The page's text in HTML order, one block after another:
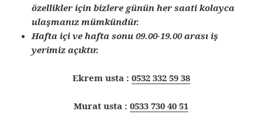
özellikler için bizlere günün her saati kolayca
ulaşmanız mümkündür.
Hafta içi ve hafta sonu 09.00-19.00 arası iş
yerimiz açıktır.
Ekrem usta : 0532 332 59 38
Murat usta : 0533 730 40 51